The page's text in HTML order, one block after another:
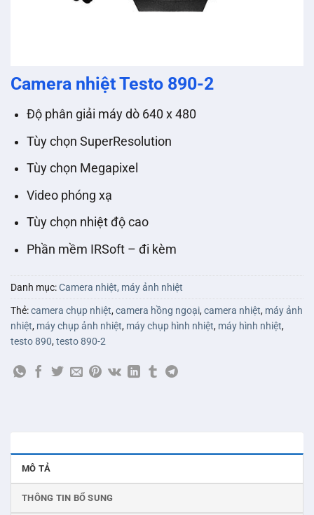
Camera nhiệt Testo 890-2
Độ phân giải máy dò 640 x 480
Tùy chọn SuperResolution
Tùy chọn Megapixel
Video phóng xạ
Tùy chọn nhiệt độ cao
Phần mềm IRSoft – đi kèm
Danh mục:Camera nhiệt, máy ảnh nhiệt
Thẻ:camera chụp nhiệt,camera hồng ngoại,camera nhiệt, máy ảnh
nhiệt, máy chụp ảnh nhiệt, máy chụp hình nhiệt, máy hình nhiệt,
testo 890,testo 890-2
MÔ TẢ
THÔNG TIN BỔ SUNG